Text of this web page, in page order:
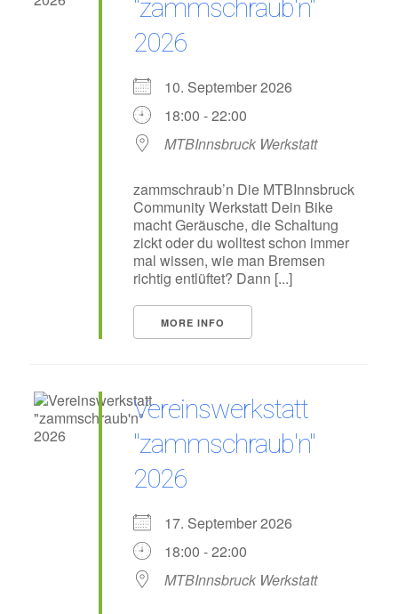
"zammschraub'n"
2026
10. September 2026
18:00 - 22:00
MTBInnsbruck Werkstatt
zammschraub’n Die MTBInnsbruck
Community Werkstatt Dein Bike
macht Geräusche, die Schaltung
zickt oder du wolltest schon immer
mal wissen, wie man Bremsen
richtig entlüftet? Dann [...]
MORE INFO
Vereinswerkstatt
"zammschraub'n"
2026
17. September 2026
18:00 - 22:00
MTBInnsbruck Werkstatt